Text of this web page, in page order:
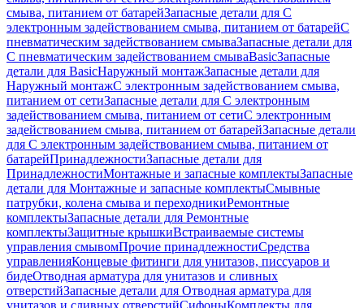
смыва, питанием от батарейЗапасные детали для С
электронным задействованием смыва, питанием от батарейС
пневматическим задействованием смываЗапасные детали для
С пневматическим задействованием смываBasicЗапасные
детали для BasicНаружный монтажЗапасные детали для
Наружный монтажС электронным задействованием смыва,
питанием от сетиЗапасные детали для С электронным
задействованием смыва, питанием от сетиС электронным
задействованием смыва, питанием от батарейЗапасные детали
для С электронным задействованием смыва, питанием от
батарейПринадлежностиЗапасные детали для
ПринадлежностиМонтажные и запасные комплектыЗапасные
детали для Монтажные и запасные комплектыСмывные
патрубки, колена смыва и переходникиРемонтные
комплектыЗапасные детали для Ремонтные
комплектыЗащитные крышкиВстраиваемые системы
управления смывомПрочие принадлежностиСредства
управленияКонцевые фитинги для унитазов, писсуаров и
бидеОтводная арматура для унитазов и сливных
отверстийЗапасные детали для Отводная арматура для
унитазов и сливных отверстийСифоныКомплекты для